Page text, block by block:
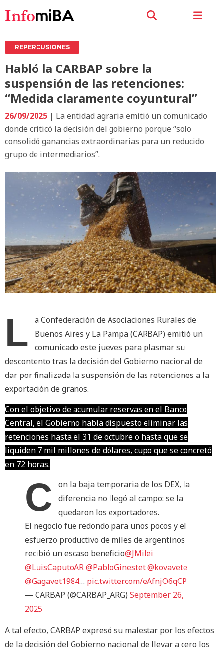
REPERCUSIONES
Habló la CARBAP sobre la
suspensión de las retenciones:
“Medida claramente coyuntural”
26/09/2025 | La entidad agraria emitió un comunicado
donde criticó la decisión del gobierno porque “solo
consolidó ganancias extraordinarias para un reducido
grupo de intermediarios”.
L
a Confederación de Asociaciones Rurales de
Buenos Aires y La Pampa (CARBAP) emitió un
comunicado este jueves para plasmar su
descontento tras la decisión del Gobierno nacional de
dar por finalizada la suspensión de las retenciones a la
exportación de granos.
Con el objetivo de acumular reservas en el Banco
Central, el Gobierno había dispuesto eliminar las
retenciones hasta el 31 de octubre o hasta que se
liquiden 7 mil millones de dólares, cupo que se concretó
en 72 horas.
C
on la baja temporaria de los DEX, la
diferencia no llegó al campo: se la
quedaron los exportadores.
El negocio fue redondo para unos pocos y el
esfuerzo productivo de miles de argentinos
recibió un escaso beneficio@JMilei
@LuisCaputoAR@PabloGinestet@kovavete
@Gagavet1984… pic.twitter.com/eAfnjO6qCP
— CARBAP (@CARBAP_ARG) September 26,
2025
A tal efecto, CARBAP expresó su malestar por los efectos
de la decisión del Gobierno nacional de llevar a cero los